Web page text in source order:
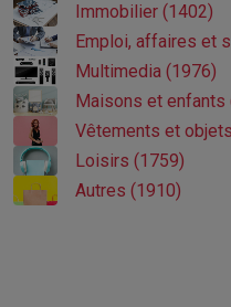
Immobilier (1402)
Emploi, affaires et
Multimedia (1976)
Maisons et enfants
Vêtements et
Loisirs (1759)
Autres (1910)